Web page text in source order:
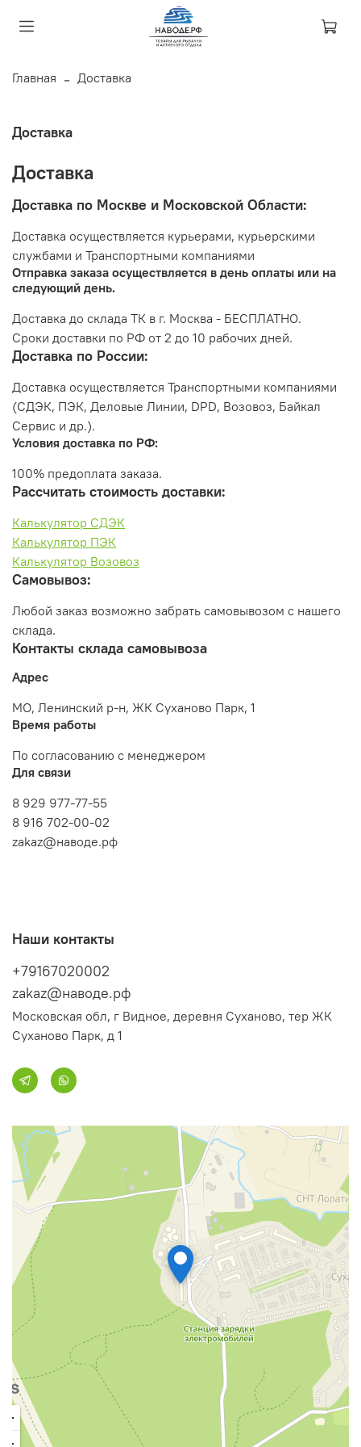
Главная Доставка
Доставка
Доставка
Доставка по Москве и Московской Области:
Доставка осуществляется курьерами, курьерскими
службами и Транспортными компаниями
Отправка заказа осуществляется в день оплаты или на
следующий день.
Доставка до склада ТК в г. Москва - БЕСПЛАТНО.
Сроки доставки по РФ от 2 до 10 рабочих дней.
Доставка по России:
Доставка осуществляется Транспортными компаниями
(СДЭК, ПЭК, Деловые Линии, DPD, Возовоз, Байкал
Сервис и др.).
Условия доставка по РФ:
100% предоплата заказа.
Рассчитать стоимость доставки:
Калькулятор СДЭК
Калькулятор ПЭК
Калькулятор Возовоз
Самовывоз:
Любой заказ возможно забрать самовывозом с нашего
склада.
Контакты склада самовывоза
Адрес
МО, Ленинский р-н, ЖК Суханово Парк, 1
Время работы
По согласованию с менеджером
Для связи
8 929 977-77-55
8 916 702-00-02
zakaz@наводе.рф
Наши контакты
+79167020002
zakaz@наводе.рф
Московская обл, г Видное, деревня Суханово, тер ЖК
Суханово Парк, д 1